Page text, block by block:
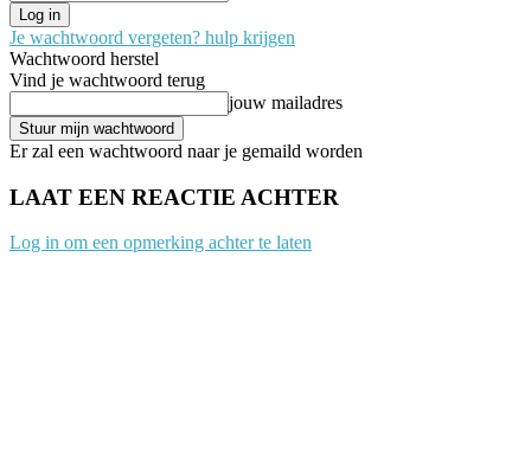
Je wachtwoord vergeten? hulp krijgen
Wachtwoord herstel
Vind je wachtwoord terug
jouw mailadres
Er zal een wachtwoord naar je gemaild worden
LAAT EEN REACTIE ACHTER
Log in om een opmerking achter te laten